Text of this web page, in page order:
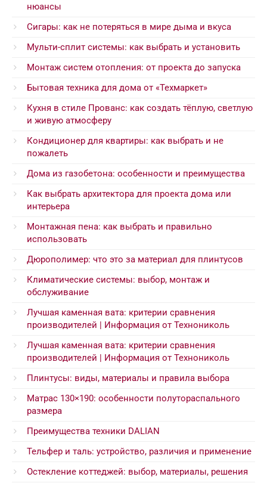
нюансы
Сигары: как не потеряться в мире дыма и вкуса
Мульти-сплит системы: как выбрать и установить
Монтаж систем отопления: от проекта до запуска
Бытовая техника для дома от «Техмаркет»
Кухня в стиле Прованс: как создать тёплую, светлую
и живую атмосферу
Кондиционер для квартиры: как выбрать и не
пожалеть
Дома из газобетона: особенности и преимущества
Как выбрать архитектора для проекта дома или
интерьера
Монтажная пена: как выбрать и правильно
использовать
Дюрополимер: что это за материал для плинтусов
Климатические системы: выбор, монтаж и
обслуживание
Лучшая каменная вата: критерии сравнения
производителей | Информация от Технониколь
Лучшая каменная вата: критерии сравнения
производителей | Информация от Технониколь
Плинтусы: виды, материалы и правила выбора
Матрас 130×190: особенности полутораспального
размера
Преимущества техники DALIAN
Тельфер и таль: устройство, различия и применение
Остекление коттеджей: выбор, материалы, решения